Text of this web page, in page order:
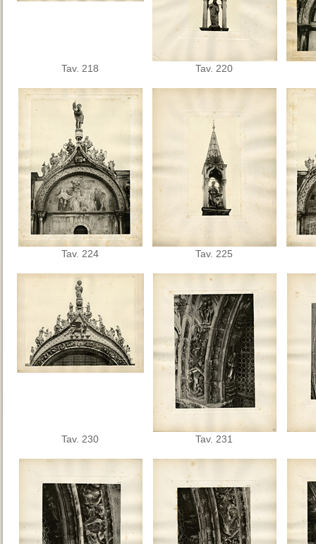
Tav. 218 Tav. 220
Tav. 224 Tav. 225
Tav. 230 Tav. 231